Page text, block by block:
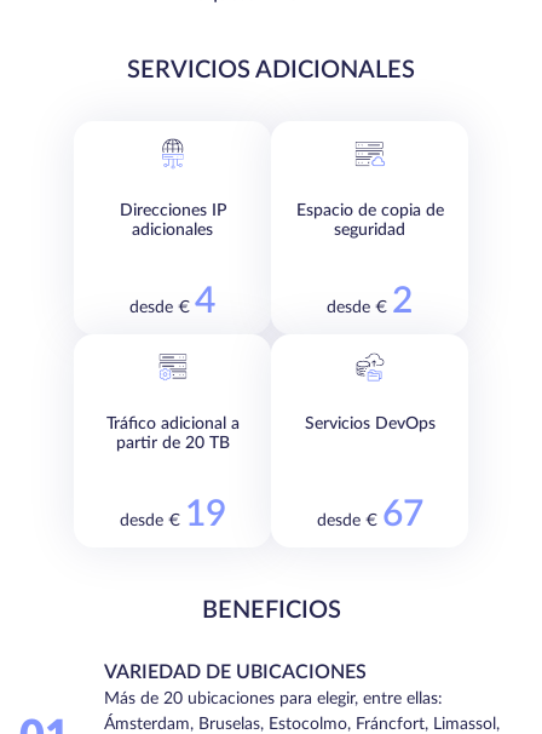
SERVICIOS ADICIONALES
Direcciones IP
adicionales
desde € 4
Espacio de copia de
seguridad
desde € 2
Tráfico adicional a
partir de 20 TB
desde € 19
Servicios DevOps
desde € 67
BENEFICIOS
VARIEDAD DE UBICACIONES
Más de 20 ubicaciones para elegir, entre ellas:
Ámsterdam, Bruselas, Estocolmo, Fráncfort, Limassol,